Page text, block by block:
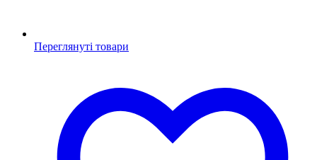
Переглянуті товари